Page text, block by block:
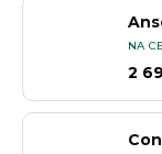
NA
2